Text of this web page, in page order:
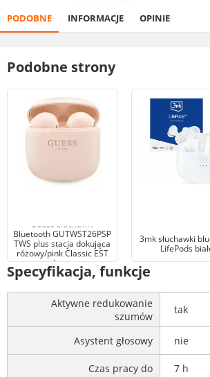
PODOBNE INFORMACJE OPINIE
Podobne strony
Guess słuchawki
Bluetooth GUTWST26PSP
TWS plus stacja dokująca
różowy/pink Classic EST
Logo
3mk słuchawki
LifePods
Specyfikacja, funkcje
Aktywne redukowanie
szumów
tak
Asystent głosowy nie
Czas pracy do 7 h